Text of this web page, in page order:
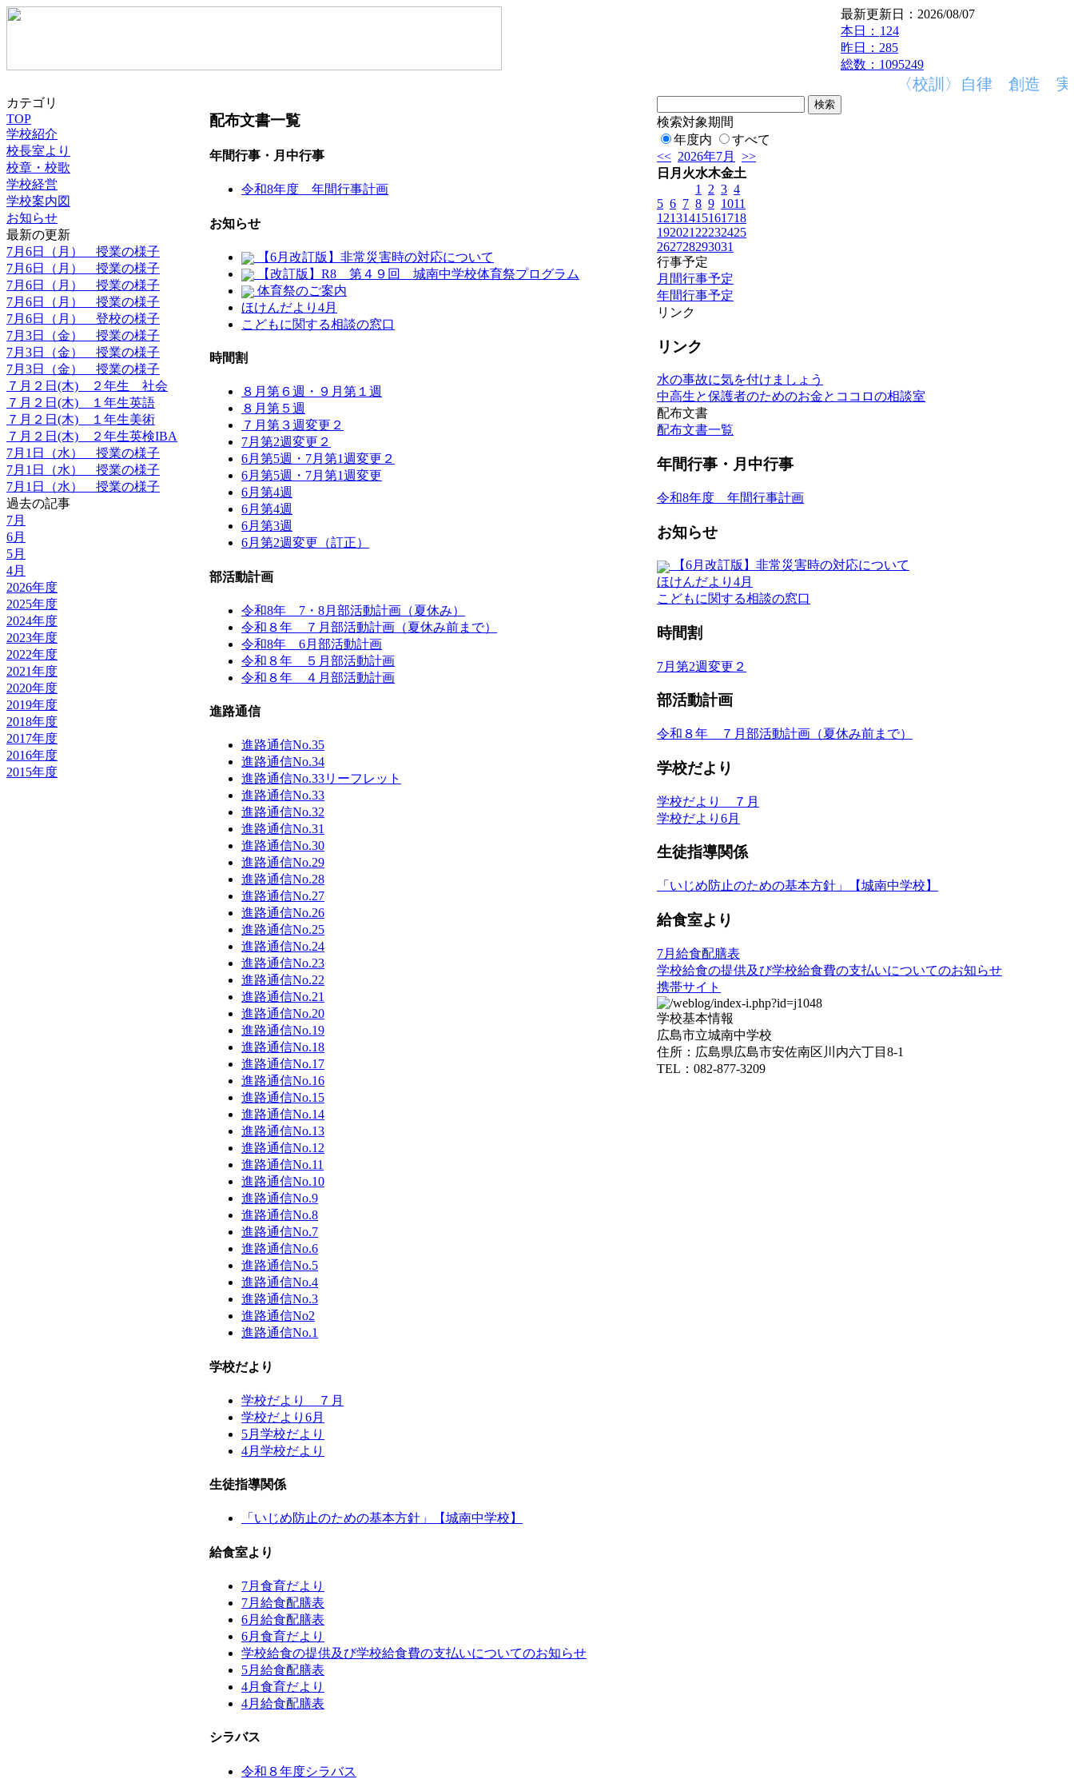
最新更新日：2026/08/07
本日： 124
昨日：285
総数：1095249
〈校訓〉自律 創造 実行
カテゴリ
TOP
学校紹介
校長室より
校章・校歌
学校経営
学校案内図
お知らせ
最新の更新
7月6日（月） 授業の様子
7月6日（月） 授業の様子
7月6日（月） 授業の様子
7月6日（月） 授業の様子
7月6日（月） 登校の様子
7月3日（金） 授業の様子
7月3日（金） 授業の様子
7月3日（金） 授業の様子
７月２日(木) ２年生 社会
７月２日(木) １年生英語
７月２日(木) １年生美術
７月２日(木) ２年生英検IBA
7月1日（水） 授業の様子
7月1日（水） 授業の様子
7月1日（水） 授業の様子
過去の記事
7月
6月
5月
4月
2026年度
2025年度
2024年度
2023年度
2022年度
2021年度
2020年度
2019年度
2018年度
2017年度
2016年度
2015年度
配布文書一覧
年間行事・月中行事
令和8年度 年間行事計画
お知らせ
【6月改訂版】非常災害時の対応について
【改訂版】R8 第４９回 城南中学校体育祭プログラム
体育祭のご案内
ほけんだより4月
こどもに関する相談の窓口
時間割
８月第６週・９月第１週
８月第５週
７月第３週変更２
7月第2週変更２
6月第5週・7月第1週変更２
6月第5週・7月第1週変更
6月第4週
6月第4週
6月第3週
6月第2週変更（訂正）
部活動計画
令和8年 7・8月部活動計画（夏休み）
令和８年 ７月部活動計画（夏休み前まで）
令和8年 6月部活動計画
令和８年 ５月部活動計画
令和８年 ４月部活動計画
進路通信
進路通信No.35
進路通信No.34
進路通信No.33リーフレット
進路通信No.33
進路通信No.32
進路通信No.31
進路通信No.30
進路通信No.29
進路通信No.28
進路通信No.27
進路通信No.26
進路通信No.25
進路通信No.24
進路通信No.23
進路通信No.22
進路通信No.21
進路通信No.20
進路通信No.19
進路通信No.18
進路通信No.17
進路通信No.16
進路通信No.15
進路通信No.14
進路通信No.13
進路通信No.12
進路通信No.11
進路通信No.10
進路通信No.9
進路通信No.8
進路通信No.7
進路通信No.6
進路通信No.5
進路通信No.4
進路通信No.3
進路通信No2
進路通信No.1
学校だより
学校だより ７月
学校だより6月
5月学校だより
4月学校だより
生徒指導関係
「いじめ防止のための基本方針」【城南中学校】
給食室より
7月食育だより
7月給食配膳表
6月給食配膳表
6月食育だより
学校給食の提供及び学校給食費の支払いについてのお知らせ
5月給食配膳表
4月食育だより
4月給食配膳表
シラバス
令和８年度シラバス
検索対象期間
年度内
すべて
<< 2026年7月
>>
日 月 火水木金土
1
2 3 4
5 6 7 8 9 1011
12131415161718
192021 22232425
262728293031
行事予定
月間行事予定
年間行事予定
リンク
リンク
水の事故に気を付けましょう
中高生と保護者のためのお金とココロの相談室
配布文書
配布文書一覧
年間行事・月中行事
令和8年度 年間行事計画
お知らせ
【6月改訂版】非常災害時の対応について
ほけんだより4月
こどもに関する相談の窓口
時間割
7月第2週変更２
部活動計画
令和８年 ７月部活動計画（夏休み前まで）
学校だより
学校だより ７月
学校だより6月
生徒指導関係
「いじめ防止のための基本方針」【城南中学校】
給食室より
7月給食配膳表
学校給食の提供及び学校給食費の支払いについてのお知らせ
携帯サイト
学校基本情報
広島市立城南中学校
住所：広島県広島市安佐南区川内六丁目8-1
TEL：082-877-3209